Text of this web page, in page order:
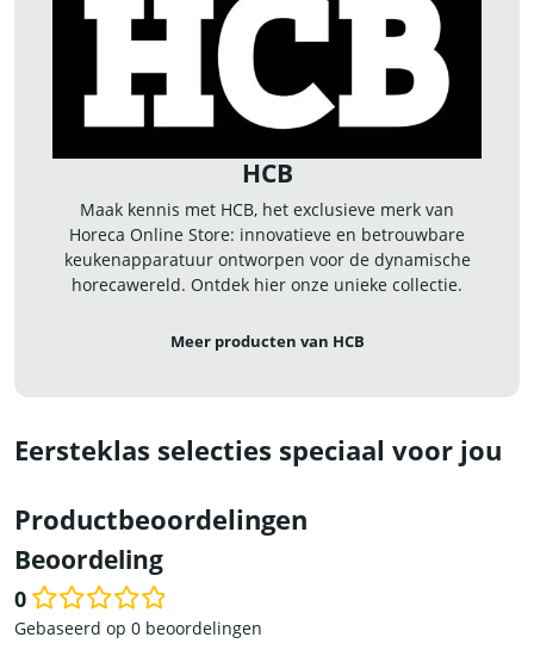
HCB
Maak kennis met HCB, het exclusieve merk van
Horeca Online Store: innovatieve en betrouwbare
keukenapparatuur ontworpen voor de dynamische
horecawereld. Ontdek hier onze unieke collectie.
Meer producten van HCB
Eersteklas selecties speciaal voor jou
Productbeoordelingen
Beoordeling
0
Waardering
Gebaseerd op 0 beoordelingen